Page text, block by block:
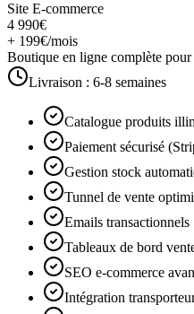
Site E-commerce
4 990€
+ 199€/mois
Boutique en ligne complète
Livraison : 6-8 semaines
Catalogue produits
Paiement sécurisé
Gestion stock
Tunnel de vente
Emails transactionnels
Tableaux de bord
SEO e-commerce
Intégration